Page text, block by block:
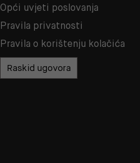
Opći uvjeti poslovanja
Pravila privatnosti
Pravila o korištenju kolačića
Raskid ugovora